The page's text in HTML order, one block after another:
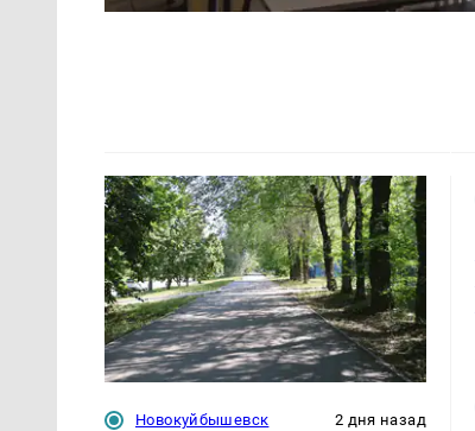
Новокуйбышевск 2 дня назад